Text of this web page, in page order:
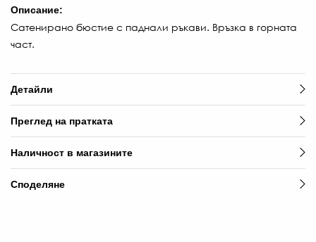
ЛВ.
Описание:
Сатенирано бюстие с паднали ръкави. Връзка в горната
част.
Детайли
Преглед на пратката
Наличност в магазините
Споделяне